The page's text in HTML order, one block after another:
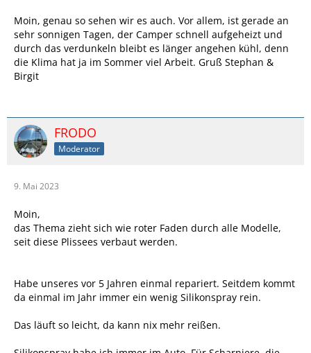
Moin, genau so sehen wir es auch. Vor allem, ist gerade an
sehr sonnigen Tagen, der Camper schnell aufgeheizt und
durch das verdunkeln bleibt es länger angehen kühl, denn
die Klima hat ja im Sommer viel Arbeit. Gruß Stephan &
Birgit
FRODO
Moderator
9. Mai 2023
Moin,
das Thema zieht sich wie roter Faden durch alle Modelle,
seit diese Plissees verbaut werden.
Habe unseres vor 5 Jahren einmal repariert. Seitdem kommt
da einmal im Jahr immer ein wenig Silikonspray rein.
Das läuft so leicht, da kann nix mehr reißen.